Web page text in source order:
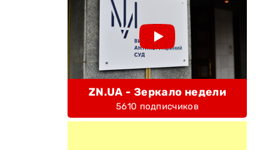
ZN.UA - Зеркало недели
5610 подписчиков